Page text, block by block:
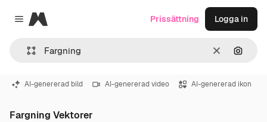
Close menu
Magnific
RensaSök
Prissättning Logga in
AI-genererad bild AI-genererad video AI-genererad ikon
Fargning Vektorer